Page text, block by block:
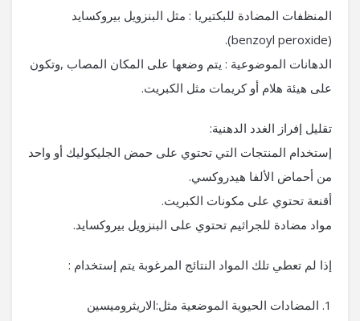
المنظفات المضادة للبكتيريا : مثل البنزويل بيروكسايد
(benzoyl peroxide).
الدهانات الموضوعية : يتم وضعها على المكان المصاب ,وتكون
على هيئة هلام أو كريمات مثل الكبريت.
تقليل إفراز الغدد الدهنية:
إستخدام المنتجات التي تحتوي على حمض الجليكوليك أو واحد
من أحماض الألفا هيدروكسي.
أقنعة تحتوي على مكونات الكبريت.
مواد مضادة للجراثيم تحتوي على البنزويل بيروكسايد.
إذا لم تعطي تلك المواد النتائج المرغوبة يتم إستخدام :
1. المضادات الحيوية الموضعية مثل:الاريثروميسين